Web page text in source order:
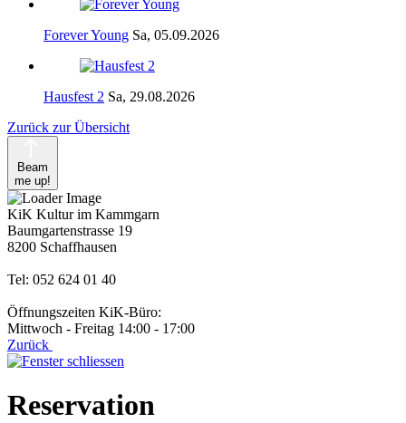
Forever Young Sa, 05.09.2026
Hausfest 2 Sa, 29.08.2026
Zurück zur Übersicht
Beam
me up!
KiK Kultur im Kammgarn
Baumgartenstrasse 19
8200 Schaffhausen
Tel: 052 624 01 40
Öffnungszeiten KiK-Büro:
Mittwoch - Freitag 14:00 - 17:00
Zurück
Reservation